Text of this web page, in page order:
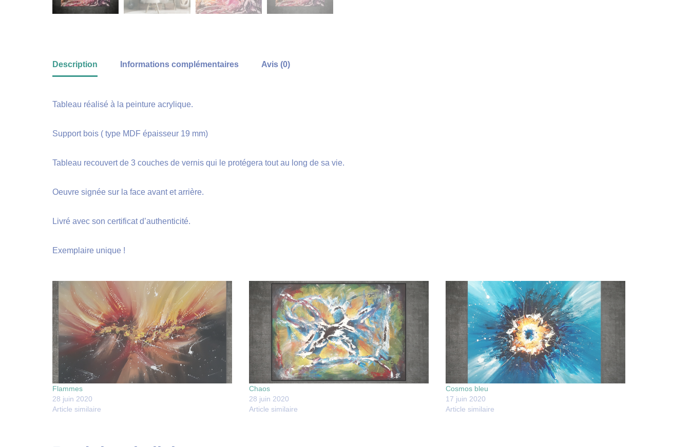
Description Informations complémentaires Avis (0)
Tableau réalisé à la peinture acrylique.
Support bois ( type MDF épaisseur 19 mm)
Tableau recouvert de 3 couches de vernis qui le protégera tout au long de sa vie.
Oeuvre signée sur la face avant et arrière.
Livré avec son certificat d’authenticité.
Exemplaire unique !
Flammes
28 juin 2020
Article similaire
Chaos
28 juin 2020
Article similaire
Cosmos bleu
17 juin 2020
Article similaire